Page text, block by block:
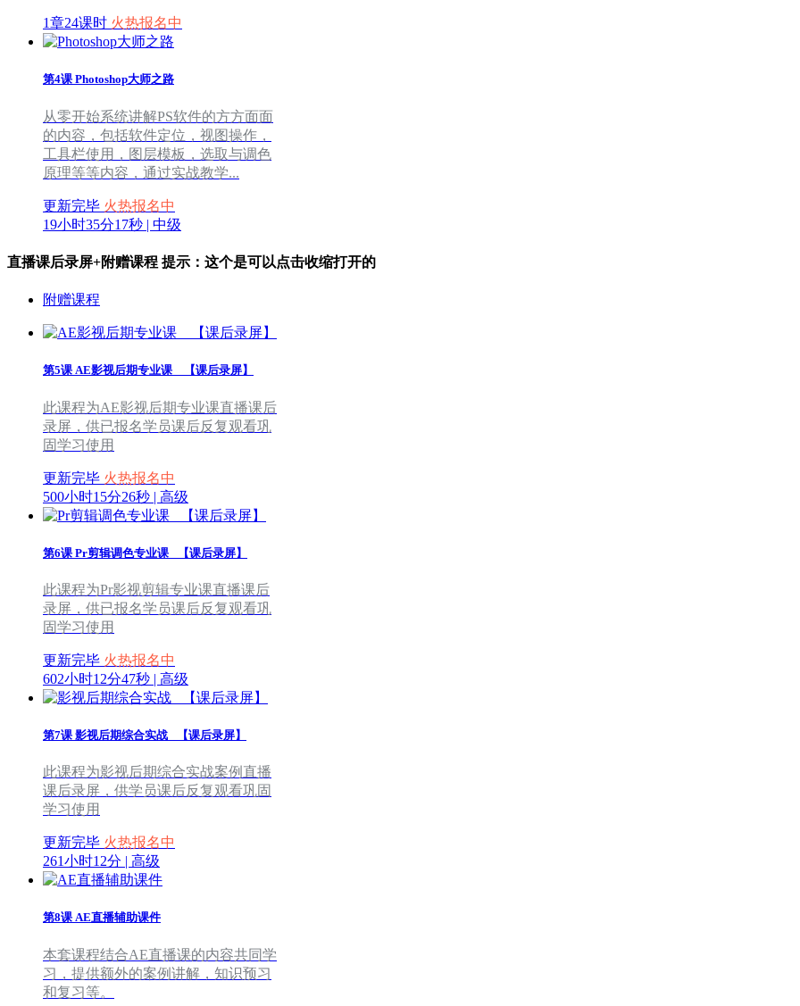
1章24课时 火热报名中
第4课 Photoshop大师之路
从零开始系统讲解PS软件的方方面面
的内容，包括软件定位，视图操作，
工具栏使用，图层模板，选取与调色
原理等等内容，通过实战教学...
更新完毕 火热报名中
19小时35分17秒 | 中级
直播课后录屏+附赠课程 提示：这个是可以点击收缩打开的
附赠课程
第5课 AE影视后期专业课 _ 【课后录屏】
此课程为AE影视后期专业课直播课后
录屏，供已报名学员课后反复观看巩
固学习使用
更新完毕 火热报名中
500小时15分26秒 | 高级
第6课 Pr剪辑调色专业课 _【课后录屏】
此课程为Pr影视剪辑专业课直播课后
录屏，供已报名学员课后反复观看巩
固学习使用
更新完毕 火热报名中
602小时12分47秒 | 高级
第7课 影视后期综合实战 _【课后录屏】
此课程为影视后期综合实战案例直播
课后录屏，供学员课后反复观看巩固
学习使用
更新完毕 火热报名中
261小时12分 | 高级
第8课 AE直播辅助课件
本套课程结合AE直播课的内容共同学
习，提供额外的案例讲解，知识预习
和复习等。